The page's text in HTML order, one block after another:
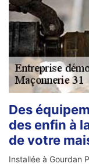
Des
des enfin à
de votre
Installée à Gourdan